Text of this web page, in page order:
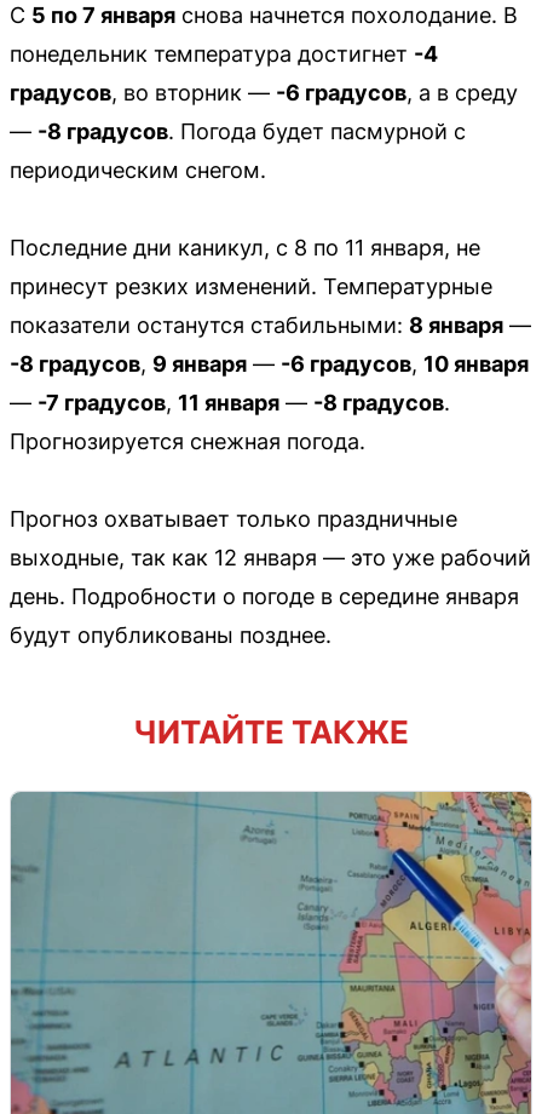
С 5 по 7 января снова начнется похолодание. В
понедельник температура достигнет -4
градусов, во вторник — -6 градусов, а в среду
— -8 градусов. Погода будет пасмурной с
периодическим снегом.
Последние дни каникул, с 8 по 11 января, не
принесут резких изменений. Температурные
показатели останутся стабильными: 8 января —
-8 градусов, 9 января — -6 градусов, 10 января
— -7 градусов, 11 января — -8 градусов.
Прогнозируется снежная погода.
Прогноз охватывает только праздничные
выходные, так как 12 января — это уже рабочий
день. Подробности о погоде в середине января
будут опубликованы позднее.
ЧИТАЙТЕ ТАКЖЕ